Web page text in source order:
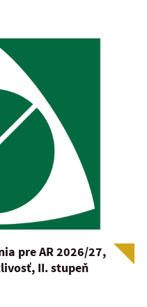
pre AR 2026/27,
II. stupeň